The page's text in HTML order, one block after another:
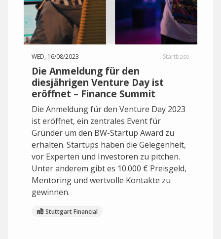
WED, 16/08/2023 Startbase
Die Anmeldung für den
diesjährigen Venture Day ist
eröffnet – Finance Summit
Die Anmeldung für den Venture Day 2023
ist eröffnet, ein zentrales Event für
Gründer um den BW-Startup Award zu
erhalten. Startups haben die Gelegenheit,
vor Experten und Investoren zu pitchen.
Unter anderem gibt es 10.000 € Preisgeld,
Mentoring und wertvolle Kontakte zu
gewinnen.
Stuttgart Financial